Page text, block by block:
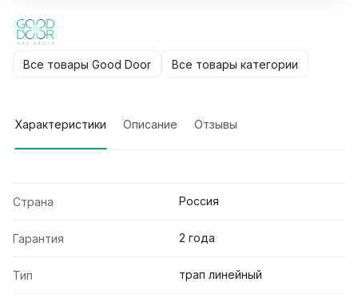
Все товары Good Door Все товары категории
Характеристики Описание Отзывы
Страна Россия
Гарантия 2 года
Тип трап линейный